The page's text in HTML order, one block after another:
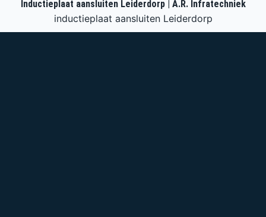
Inductieplaat aansluiten Leiderdorp | A.R. Infratechniek
inductieplaat aansluiten Leiderdorp